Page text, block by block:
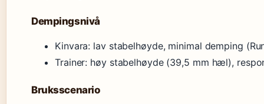
Dempingsnivå
Kinvara: lav stabelhøyde, minimal demping
Trainer: høy stabelhøyde (39,5 mm hæl),
Bruksscenario